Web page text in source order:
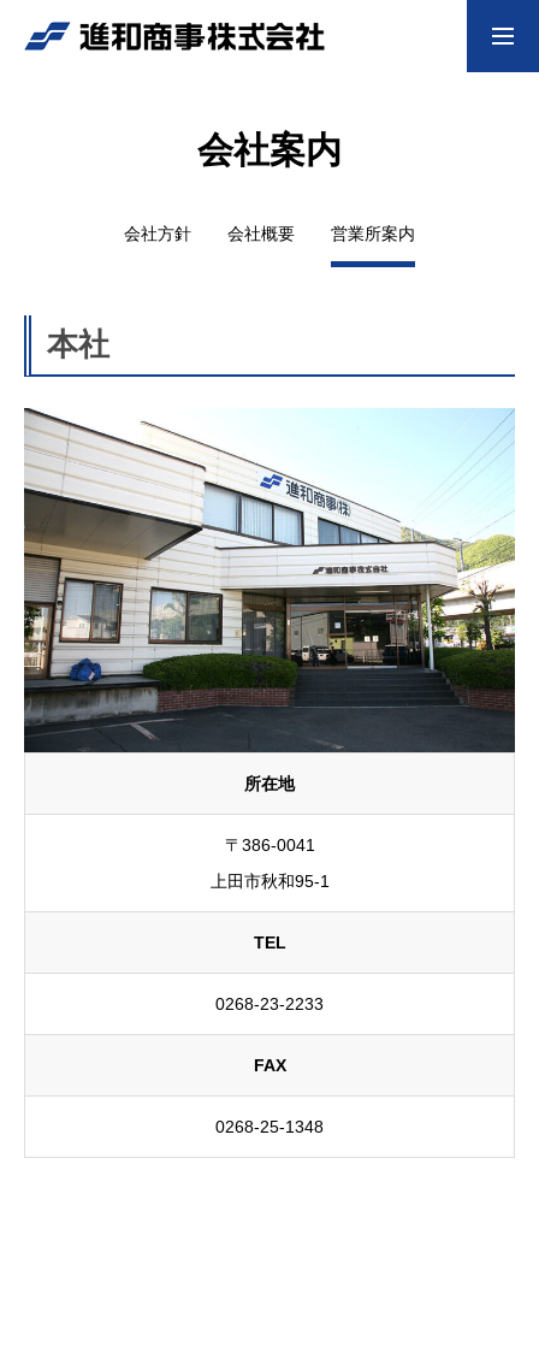
当社の取り組み
取扱商品
豊富な取扱商品で現場を支える
採用情報
仲間と共に、充実したキャリアを築く
お問合せ
プライバシーポリシー
会社案内
会社方針 会社概要 営業所案内
本社
所在地
〒386-0041
上田市秋和95-1
TEL
0268-23-2233
FAX
0268-25-1348